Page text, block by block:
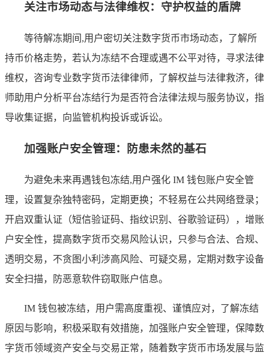
关注市场动态与法律维权：守护权益的盾牌
等待解冻期间,用户密切关注数字货币市场动态，了解所
持币价格走势，若认为冻结不合理或遇不公平对待，寻求法律
维权，咨询专业数字货币法律律师，了解权益与法律救济，律
师助用户分析平台冻结行为是否符合法律法规与服务协议，指
导收集证据，向监管机构投诉或诉讼。
加强账户安全管理：防患未然的基石
为避免未来再遇钱包冻结,用户强化 IM 钱包账户安全管
理，设置复杂独特密码，定期更换；不轻易在公共网络登录；
开启双重认证（短信验证码、指纹识别、谷歌验证码），增账
户安全性，提高数字货币交易风险认识，只参与合法、合规、
透明交易，不贪图小利涉高风险、可疑交易，定期对数字设备
安全扫描，防恶意软件窃取账户信息。
IM 钱包被冻结，用户需高度重视、谨慎应对，了解冻结
原因与影响，积极采取有效措施，加强账户安全管理，保障数
字货币领域资产安全与交易正常，随着数字货币市场发展与监